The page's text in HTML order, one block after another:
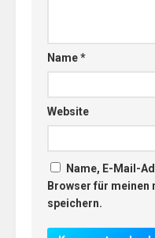
Name*
Website
Name, E-Mail-
Browser für meinen
speichern.